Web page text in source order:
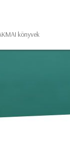
könyvek